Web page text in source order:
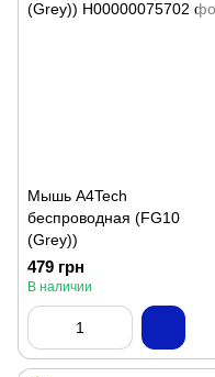
Мышь A4Tech
беспроводная (FG10
(Grey))
479 грн
В наличии